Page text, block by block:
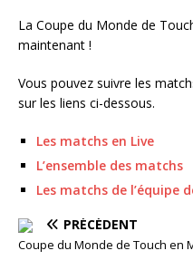
La Coupe du Monde de
maintenant !
Vous pouvez suivre les
sur les liens ci-dessous.
Les matchs en Live
L’ensemble des matchs
Les matchs de l’équipe
PRÉCÉDENT
Coupe du Monde de Touch en